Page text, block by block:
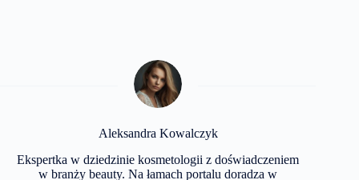
Aleksandra Kowalczyk
Ekspertka w dziedzinie kosmetologii z doświadczeniem
w branży beauty. Na łamach portalu doradza w